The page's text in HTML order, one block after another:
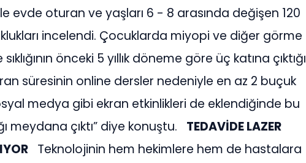
evde oturan ve yaşları 6 - 8 arasında değişen 120
incelendi. Çocuklarda miyopi ve diğer görme
önceki 5 yıllık döneme göre üç katına çıktığı
süresinin online dersler nedeniyle en az 2 buçuk
medya gibi ekran etkinlikleri de eklendiğinde bu
meydana çıktı” diye konuştu. TEDAVİDE LAZER
Teknolojinin hem hekimlere hem de hastalara